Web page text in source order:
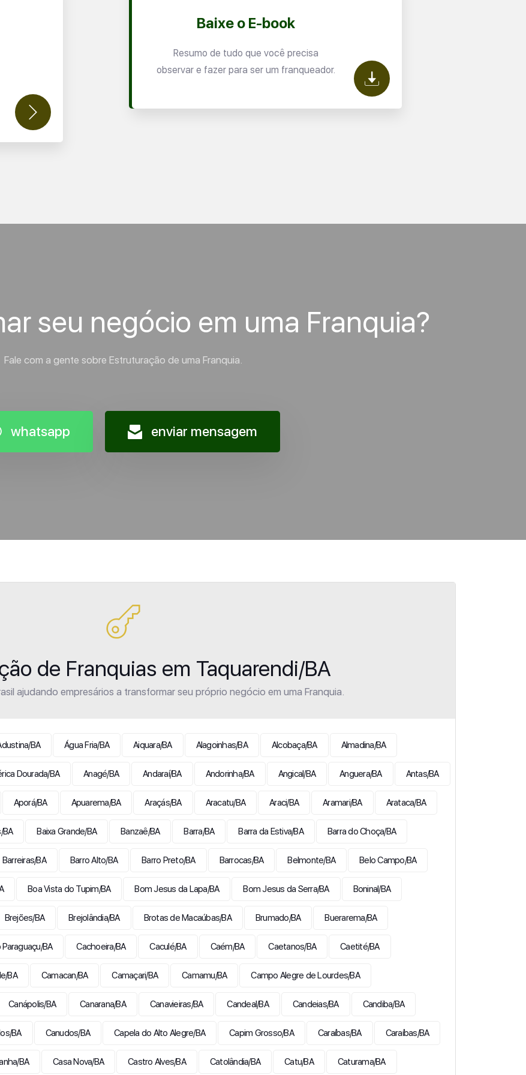
Baixe o E-book
Resumo de tudo que você precisa
observar e fazer para ser um franqueador.
seu negócio em uma Franquia?
Fale com a gente sobre Estruturação de uma Franquia.
whatsapp enviar mensagem
de Franquias em Taquarendi/BA
ajudando empresários a transformar seu próprio negócio em uma Franquia.
BA Água Fria/BA Aiquara/BA Alagoinhas/BA Alcobaça/BA Almadina/BA
Dourada/BA Anagé/BA Andaraí/BA Andorinha/BA Angical/BA Anguera/BA Antas/BA
Aporá/BA Apuarema/BA Araçás/BA Aracatu/BA Araci/BA Aramari/BA Arataca/BA
BA Baixa Grande/BA Banzaê/BA Barra/BA Barra da Estiva/BA Barra do Choça/BA
Barreiras/BA Barro Alto/BA Barro Preto/BA Barrocas/BA Belmonte/BA Belo Campo/BA
Boa Vista do Tupim/BA Bom Jesus da Lapa/BA Bom Jesus da Serra/BA Boninal/BA
Brejões/BA Brejolândia/BA Brotas de Macaúbas/BA Brumado/BA Buerarema/BA
BA Cachoeira/BA Caculé/BA Caém/BA Caetanos/BA Caetité/BA
BA Camacan/BA Camaçari/BA Camamu/BA Campo Alegre de Lourdes/BA
Canápolis/BA Canarana/BA Canavieiras/BA Candeal/BA Candeias/BA Candiba/BA
BA Canudos/BA Capela do Alto Alegre/BA Capim Grosso/BA Caraíbas/BA Caraíbas/BA
BA Casa Nova/BA Castro Alves/BA Catolândia/BA Catu/BA Caturama/BA